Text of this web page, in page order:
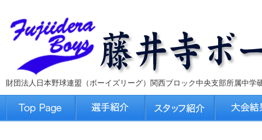
財団法人日本野球連盟（ボーイズリーグ）関西ブロック中央支部所属中学